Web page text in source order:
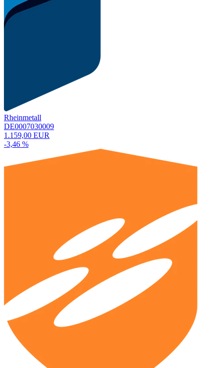
Rheinmetall
DE0007030009
1.159,00 EUR
-3,46 %